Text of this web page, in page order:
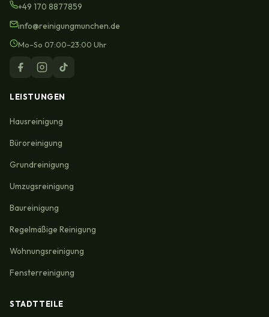
+49 170 8877859
info@reinigungmunchen.de
Mo–So 07:00–23:00 Uhr
LEISTUNGEN
Hausreinigung
Büroreinigung
Grundreinigung
Umzugsreinigung
Baureinigung
Regelmäßige Reinigung
Wohnungsreinigung
Fensterreinigung
STADTTEILE